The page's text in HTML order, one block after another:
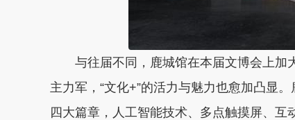
与往届不同，鹿城馆在本届文博会上加
主力军，“文化+”的活力与魅力也愈加凸显
四大篇章，人工智能技术、多点触摸屏、